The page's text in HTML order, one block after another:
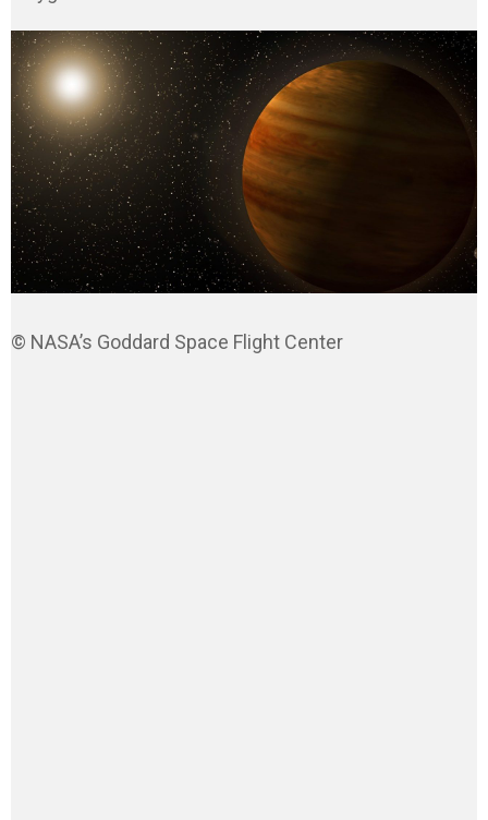
© NASA’s Goddard Space Flight Center